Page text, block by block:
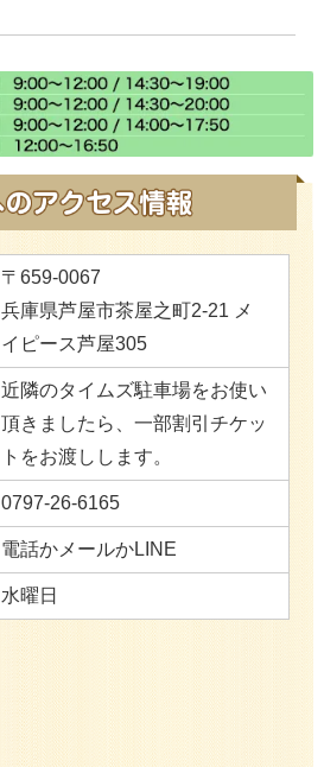
〒659-0067
兵庫県芦屋市茶屋之町2-21 メ
イピース芦屋305
近隣のタイムズ駐車場をお使い
頂きましたら、一部割引チケッ
トをお渡しします。
0797-26-6165
電話かメールかLINE
水曜日